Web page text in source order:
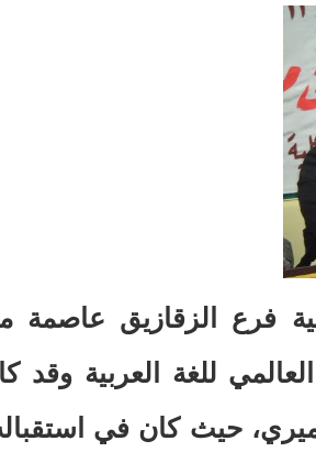
فرع الزقازيق عاصمة
للغة العربية
حيث كان في استقباله